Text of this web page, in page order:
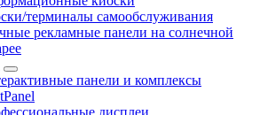
терминалы самообслуживания
рекламные панели на солнечной
панели и комплексы
дисплеи